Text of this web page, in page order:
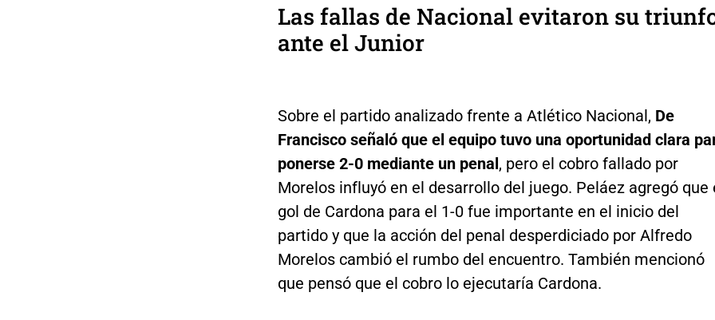
Las fallas de Nacional evitaron su
ante el Junior
Sobre el partido analizado frente a Atlético Nacional, De
Francisco señaló que el equipo tuvo una oportunidad clara
ponerse 2-0 mediante un penal, pero el cobro fallado por
Morelos influyó en el desarrollo del juego. Peláez agregó que
gol de Cardona para el 1-0 fue importante en el inicio del
partido y que la acción del penal desperdiciado por Alfredo
Morelos cambió el rumbo del encuentro. También mencionó
que pensó que el cobro lo ejecutaría Cardona.